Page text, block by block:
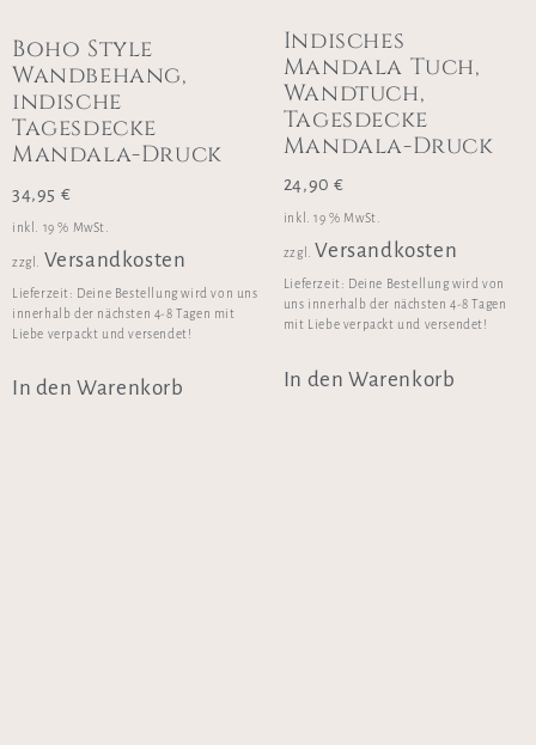
Boho Style
Wandbehang,
indische
Tagesdecke
Mandala-Druck
34,95 €
inkl. 19 % MwSt.
zzgl. Versandkosten
Lieferzeit: Deine Bestellung wird von uns
innerhalb der nächsten 4-8 Tagen mit
Liebe verpackt und versendet!
In den Warenkorb
Indisches
Mandala Tuch,
Wandtuch,
Tagesdecke
Mandala-Druck
24,90€
inkl. 19 % MwSt.
zzgl. Versandkosten
Lieferzeit: Deine Bestellung wird von
uns innerhalb der nächsten 4-8 Tagen
mit Liebe verpackt und versendet!
In den Warenkorb